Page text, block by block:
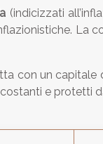
(indicizzati
La
con un
e protetti